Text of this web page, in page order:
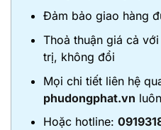
Đảm bảo giao hàng
Thoả thuận giá cả
trị, không đổi
Mọi chi tiết liên hệ
phudongphat.vn
Hoặc hotline: